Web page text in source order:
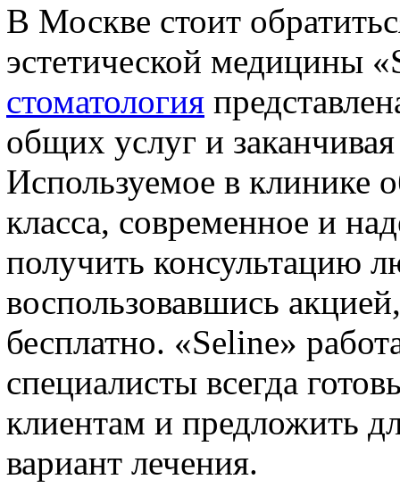
В Москве стоит
эстетической медицины
стоматология
общих услуг и
Используемое в клинике
класса, современное и
получить консультацию
воспользовавшись
бесплатно. «Seline»
специалисты всегда
клиентам и предложить
вариант лечения.